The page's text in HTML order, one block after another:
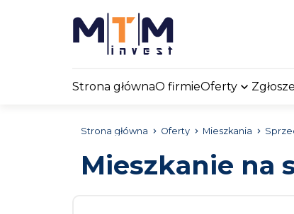
Strona głównaO firmieOferty
Strona główna Oferty Mieszkania
Mieszkanie na